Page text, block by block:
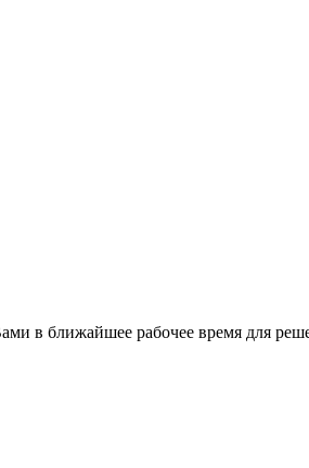
в ближайшее рабочее время для